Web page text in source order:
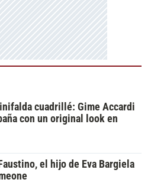
cuadrillé: Gime Accardi
con un original look en
el hijo de Eva Bargiela